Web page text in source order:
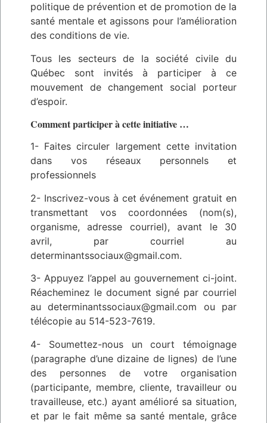
politique de prévention et de promotion de la
santé mentale et agissons pour l’amélioration
des conditions de vie.
Tous les secteurs de la société civile du
Québec sont invités à participer à ce
mouvement de changement social porteur
d’espoir.
Comment participer à cette initiative …
1- Faites circuler largement cette invitation
dans vos réseaux personnels et
professionnels
2- Inscrivez-vous à cet événement gratuit en
transmettant vos coordonnées (nom(s),
organisme, adresse courriel), avant le 30
avril, par courriel au
determinantssociaux@gmail.com.
3- Appuyez l’appel au gouvernement ci-joint.
Réacheminez le document signé par courriel
au determinantssociaux@gmail.com ou par
télécopie au 514-523-7619.
4- Soumettez-nous un court témoignage
(paragraphe d’une dizaine de lignes) de l’une
des personnes de votre organisation
(participante, membre, cliente, travailleur ou
travailleuse, etc.) ayant amélioré sa situation,
et par le fait même sa santé mentale, grâce